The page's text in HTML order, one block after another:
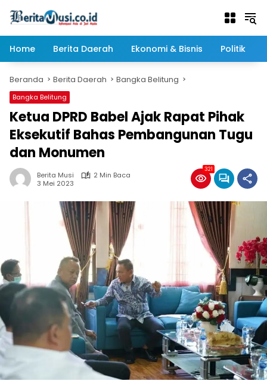
Home
Berita Daerah Ekonomi & Bisnis Politik
Beranda Berita Daerah Bangka Belitung
Bangka Belitung
Ketua DPRD Babel Ajak Rapat Pihak
Eksekutif Bahas Pembangunan Tugu
dan Monumen
Berita Musi
2 Min Baca
3 Mei 2023
321